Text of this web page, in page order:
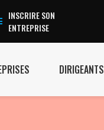
INSCRIRE SON
ENTREPRISE
DIRIGEANTS